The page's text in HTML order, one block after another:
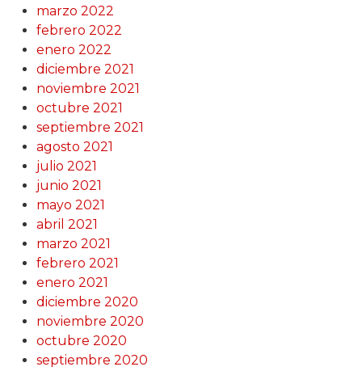
marzo 2022
febrero 2022
enero 2022
diciembre 2021
noviembre 2021
octubre 2021
septiembre 2021
agosto 2021
julio 2021
junio 2021
mayo 2021
abril 2021
marzo 2021
febrero 2021
enero 2021
diciembre 2020
noviembre 2020
octubre 2020
septiembre 2020